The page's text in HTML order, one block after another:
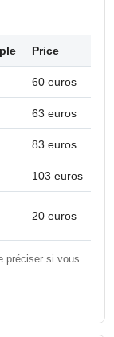
Price
60 euros
63 euros
83 euros
103 euros
20 euros
préciser si vous